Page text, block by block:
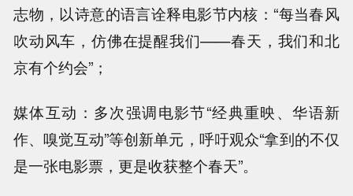
志物，以诗意的语言诠释电影节内核：“每当春风
吹动风车，仿佛在提醒我们——春天，我们和北
京有个约会”；
媒体互动：多次强调电影节“经典重映、华语新
作、嗅觉互动”等创新单元，呼吁观众“拿到的不仅
是一张电影票，更是收获整个春天”。